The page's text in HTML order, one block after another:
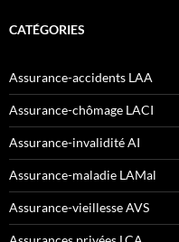
CATÉGORIES
Assurance-accidents LAA
Assurance-chômage LACI
Assurance-invalidité AI
Assurance-maladie LAMal
Assurance-vieillesse AVS